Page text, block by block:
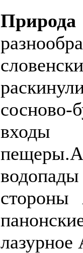
стороны
лазурное